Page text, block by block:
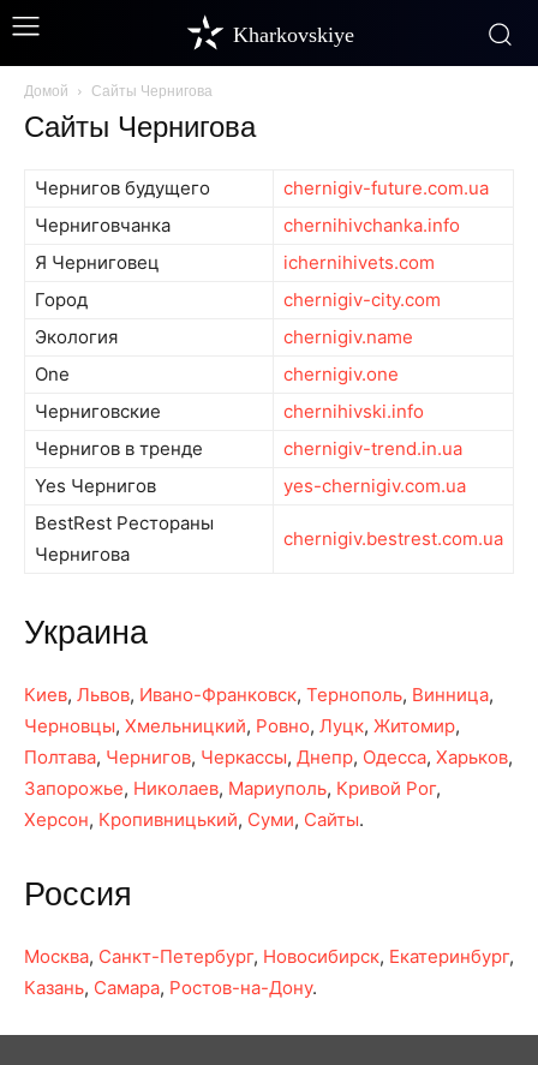
Kharkovskiye
Домой Сайты Чернигова
Сайты Чернигова
Чернигов будущего
chernigiv-future.com.ua
Черниговчанка
chernihivchanka.info
Я Черниговец
ichernihivets.com
Город
chernigiv-city.com
Экология
chernigiv.name
One
chernigiv.one
Черниговские
chernihivski.info
Чернигов в тренде
chernigiv-trend.in.ua
Yes Чернигов
yes-chernigiv.com.ua
BestRest Рестораны
Чернигова
chernigiv.bestrest.com.ua
Украина
Киев, Львов, Ивано-Франковск, Тернополь, Винница,
Черновцы, Хмельницкий, Ровно, Луцк, Житомир,
Полтава, Чернигов, Черкассы, Днепр, Одесса, Харьков,
Запорожье, Николаев, Мариуполь, Кривой Рог,
Херсон, Кропивницький, Суми, Сайты.
Россия
Москва, Санкт-Петербург, Новосибирск, Екатеринбург,
Казань, Самара, Ростов-на-Дону.